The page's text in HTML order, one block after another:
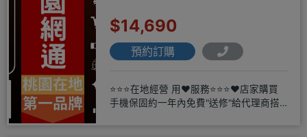
$14,690
預約訂購
⭐⭐⭐在地經營 用❤️服務⭐⭐⭐❤️店家購買
手機保固約一年內免費"送修"給代理商搭